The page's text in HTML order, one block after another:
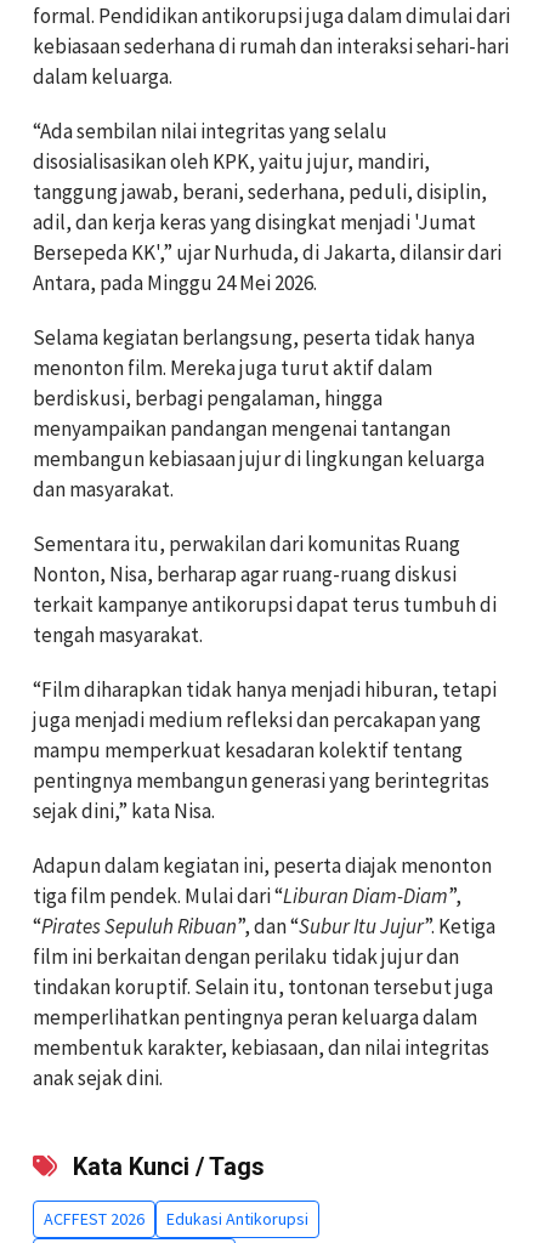
formal. Pendidikan antikorupsi juga dalam dimulai dari
kebiasaan sederhana di rumah dan interaksi sehari-hari
dalam keluarga.
“Ada sembilan nilai integritas yang selalu
disosialisasikan oleh KPK, yaitu jujur, mandiri,
tanggung jawab, berani, sederhana, peduli, disiplin,
adil, dan kerja keras yang disingkat menjadi 'Jumat
Bersepeda KK',” ujar Nurhuda, di Jakarta, dilansir dari
Antara, pada Minggu 24 Mei 2026.
Selama kegiatan berlangsung, peserta tidak hanya
menonton film. Mereka juga turut aktif dalam
berdiskusi, berbagi pengalaman, hingga
menyampaikan pandangan mengenai tantangan
membangun kebiasaan jujur di lingkungan keluarga
dan masyarakat.
Sementara itu, perwakilan dari komunitas Ruang
Nonton, Nisa, berharap agar ruang-ruang diskusi
terkait kampanye antikorupsi dapat terus tumbuh di
tengah masyarakat.
“Film diharapkan tidak hanya menjadi hiburan, tetapi
juga menjadi medium refleksi dan percakapan yang
mampu memperkuat kesadaran kolektif tentang
pentingnya membangun generasi yang berintegritas
sejak dini,” kata Nisa.
Adapun dalam kegiatan ini, peserta diajak menonton
tiga film pendek. Mulai dari “Liburan Diam-Diam”,
“Pirates Sepuluh Ribuan”, dan “Subur Itu Jujur”. Ketiga
film ini berkaitan dengan perilaku tidak jujur dan
tindakan koruptif. Selain itu, tontonan tersebut juga
memperlihatkan pentingnya peran keluarga dalam
membentuk karakter, kebiasaan, dan nilai integritas
anak sejak dini.
Kata Kunci / Tags
ACFFEST 2026
Edukasi Antikorupsi